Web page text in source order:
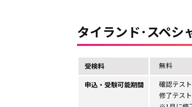
タイランド･スペシ
受検料
無料
申込・受験可能期間
確認テス
修了テス